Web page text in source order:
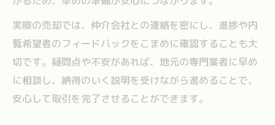
実際の売却では、仲介会社との連絡を密にし、進捗や内
覧希望者のフィードバックをこまめに確認することも大
切です。疑問点や不安があれば、地元の専門業者に早め
に相談し、納得のいく説明を受けながら進めることで、
安心して取引を完了させることができます。